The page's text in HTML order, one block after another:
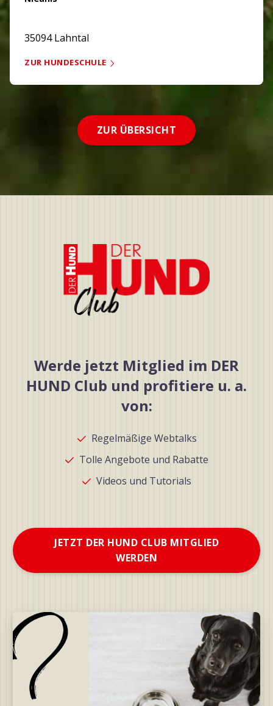
35094 Lahntal
ZUR HUNDESCHULE
ZUR ÜBERSICHT
Werde jetzt Mitglied im DER
HUND Club und profitiere u. a.
von:
Regelmäßige Webtalks
Tolle Angebote und Rabatte
Videos und Tutorials
JETZT DER HUND CLUB MITGLIED
WERDEN